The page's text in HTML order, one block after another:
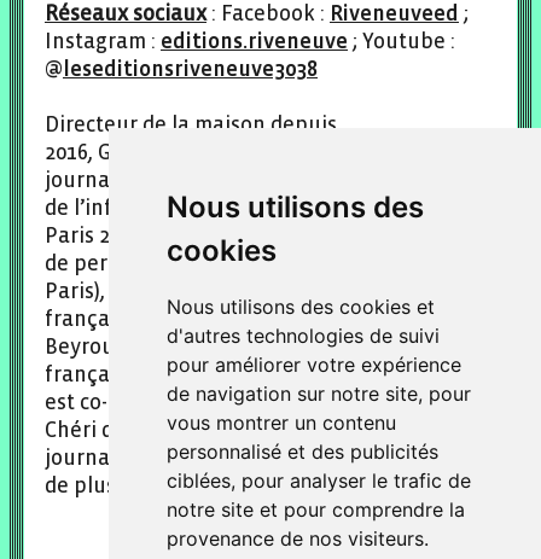
Nous utilisons des
cookies
Nous utilisons des cookies et
d'autres technologies de suivi
pour améliorer votre expérience
de navigation sur notre site, pour
vous montrer un contenu
personnalisé et des publicités
ciblées, pour analyser le trafic de
notre site et pour comprendre la
provenance de nos visiteurs.
Réseaux sociaux: Facebook : Riveneuveed ;
Instagram : editions.riveneuve ; Youtube :
@ leseditionsriveneuve3038
Directeur de la maison depuis
2016, Gilles Kraemer a été tour à tour
journaliste, chercheur (doctorat en Sciences
de l’information et de la communication à
Paris 2), formateur au Centre de formation et
de perfectionnement des journalistes (CFPJ,
Paris), enseignant dans des universités
françaises et étrangères (Le Caire, Moscou,
Beyrouth) avant d’intégrer le réseau culturel
français à l’étranger (Ramallah, Sarajevo). Il
est co-fondateur de l’association Omar Le-
Chéri d’animation d’ateliers d’écriture
journalistique pour les jeunes et est l’auteur
de plusieurs livres, dont une bande dessinée.